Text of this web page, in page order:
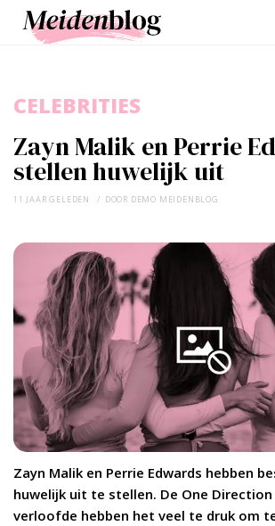
Zayn Malik en Perrie
stellen huwelijk uit
CELEBRITIES
11 JAAR GELEDEN DOOR DEMO MEIDENBLOG
Zayn Malik en Perrie Edwards hebben
huwelijk uit te stellen. De One
verloofde hebben het veel te druk om